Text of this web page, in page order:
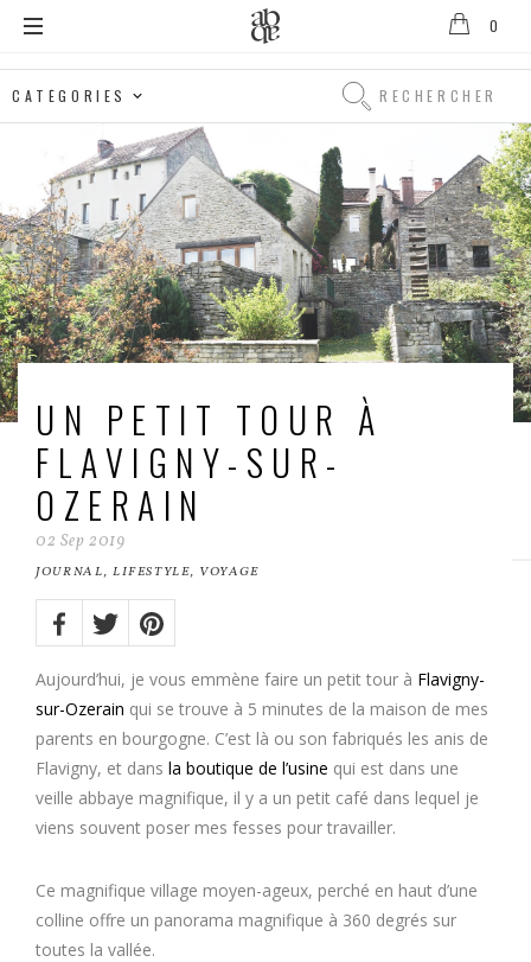
D'Anthenay
0
Rechercher
Rechercher
UN PETIT TOUR À
FLAVIGNY-SUR-
OZERAIN
02 Sep 2019
JOURNAL, LIFESTYLE, VOYAGE
Share
on:Facebook
TwitterPinterest
Aujourd’hui, je vous emmène faire un petit tour à Flavigny-
sur-Ozerain qui se trouve à 5 minutes de la maison de mes
parents en bourgogne. C’est là ou son fabriqués les anis de
Flavigny, et dans la boutique de l’usine qui est dans une
veille abbaye magnifique, il y a un petit café dans lequel je
viens souvent poser mes fesses pour travailler.
Ce magnifique village moyen-ageux, perché en haut d’une
colline offre un panorama magnifique à 360 degrés sur
toutes la vallée.